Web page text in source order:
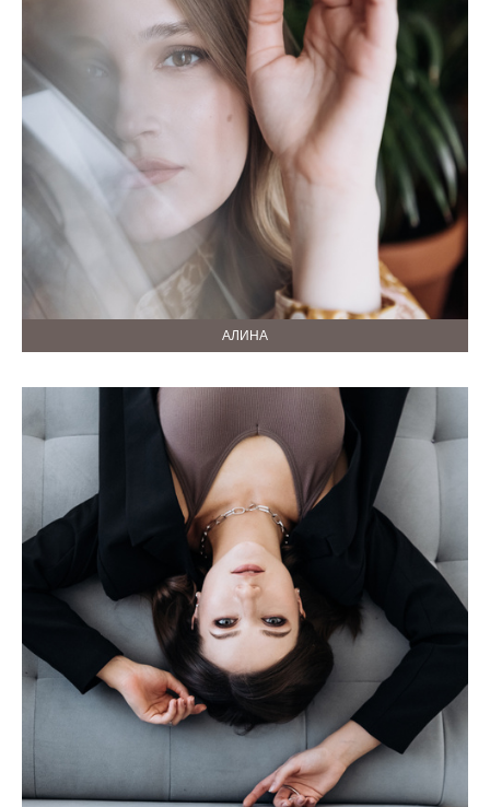
АЛИНА